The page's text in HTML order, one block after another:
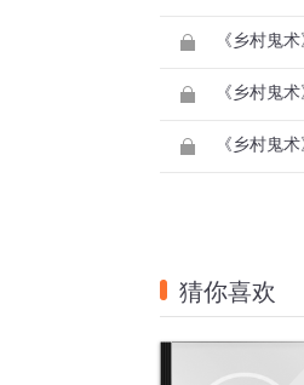
《乡村鬼
《乡村鬼
《乡村鬼
猜你喜欢